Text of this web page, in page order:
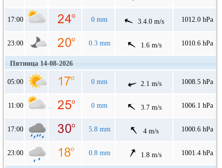
17:00 0 mm 3.4.0 m/s 1012.0 hPa
23:00 0.3 mm 1.6 m/s 1010.6 hPa
Пятница 14-08-2026
05:00 0 mm 2.1 m/s 1008.5 hPa
11:00 0 mm 3.7 m/s 1006.1 hPa
17:00 5.8 mm 4 m/s 1000.6 hPa
23:00 0.8 mm 1.8 m/s 1001.4 hPa